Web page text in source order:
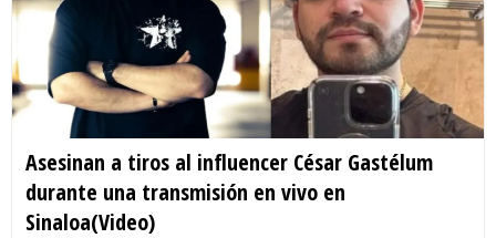
Asesinan a tiros al influencer César Gastélum
durante una transmisión en vivo en
Sinaloa(Video)